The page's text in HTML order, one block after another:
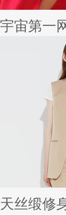
在买衣